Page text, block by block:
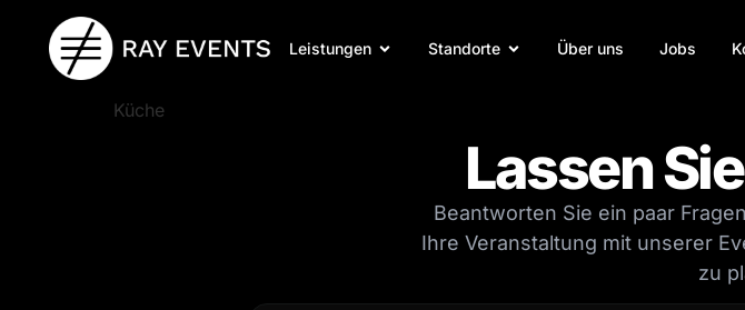
Leistungen Standorte Über uns Jobs
Küche
Lassen
Beantworten Sie ein paar
Ihre Veranstaltung mit unserer
zu